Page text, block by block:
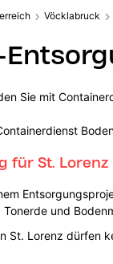
Vöcklabruck
Sie mit
für St. Lorenz
und
St. Lorenz dürfen